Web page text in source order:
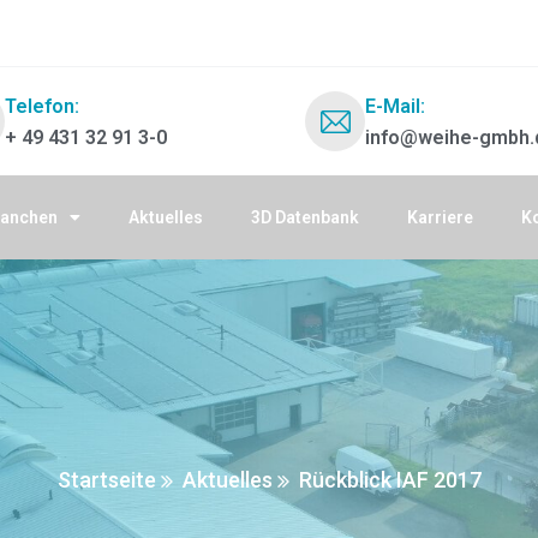
Telefon:
+ 49 431 32 91 3-0
E-Mail:
info@weihe-
Aktuelles 3D Datenbank Karriere
Startseite Aktuelles Rückblick IAF 2017